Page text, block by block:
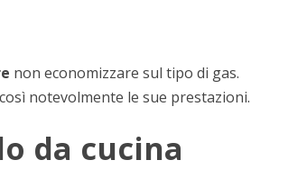
non economizzare sul tipo di gas.
notevolmente le sue prestazioni.
da cucina